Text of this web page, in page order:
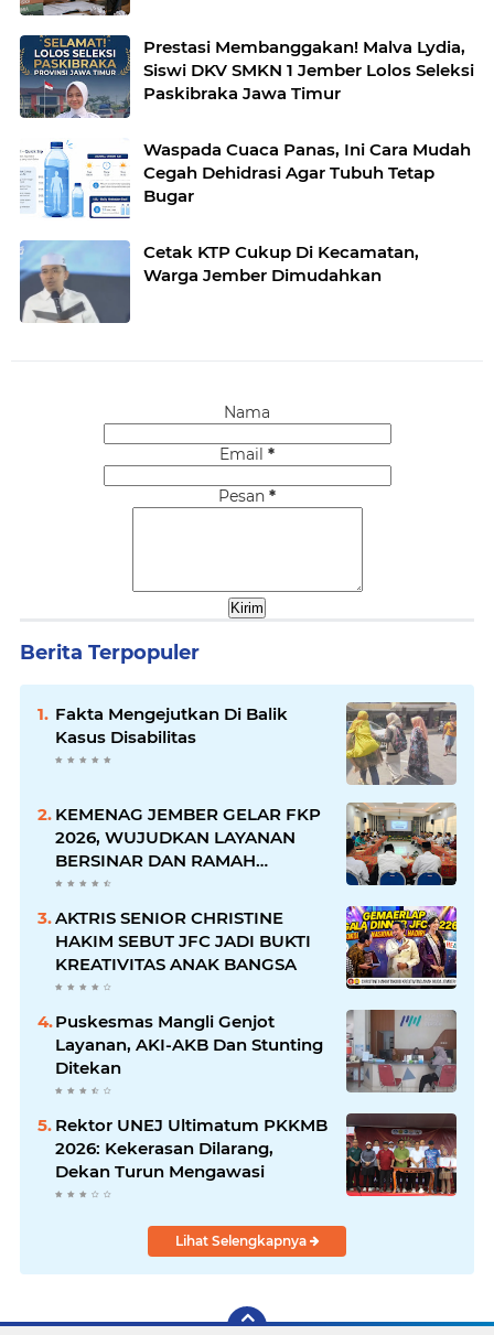
Prestasi Membanggakan! Malva Lydia,
Siswi DKV SMKN 1 Jember Lolos Seleksi
Paskibraka Jawa Timur
Waspada Cuaca Panas, Ini Cara Mudah
Cegah Dehidrasi Agar Tubuh Tetap
Bugar
Cetak KTP Cukup Di Kecamatan,
Warga Jember Dimudahkan
Nama
Email *
Pesan *
Berita Terpopuler
Fakta Mengejutkan Di Balik
Kasus Disabilitas
KEMENAG JEMBER GELAR FKP
2026, WUJUDKAN LAYANAN
BERSINAR DAN RAMAH
DISABILITAS
AKTRIS SENIOR CHRISTINE
HAKIM SEBUT JFC JADI BUKTI
KREATIVITAS ANAK BANGSA
Puskesmas Mangli Genjot
Layanan, AKI-AKB Dan Stunting
Ditekan
Rektor UNEJ Ultimatum PKKMB
2026: Kekerasan Dilarang,
Dekan Turun Mengawasi
Lihat Selengkapnya